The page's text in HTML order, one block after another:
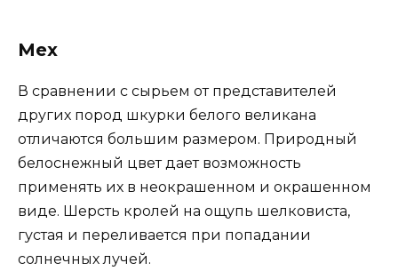
Мех
В сравнении с сырьем от представителей
других пород шкурки белого великана
отличаются большим размером. Природный
белоснежный цвет дает возможность
применять их в неокрашенном и окрашенном
виде. Шерсть кролей на ощупь шелковиста,
густая и переливается при попадании
солнечных лучей.